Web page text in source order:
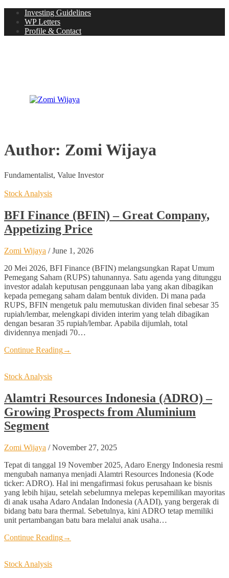
Investing Guidelines
WP Letters
Profile & Contact
Author: Zomi Wijaya
Fundamentalist, Value Investor
Stock Analysis
BFI Finance (BFIN) – Great Company,
Appetizing Price
Zomi Wijaya /June 1, 2026
20 Mei 2026, BFI Finance (BFIN) melangsungkan Rapat Umum
Pemegang Saham (RUPS) tahunannya. Satu agenda yang ditunggu
investor adalah keputusan penggunaan laba yang akan dibagikan
kepada pemegang saham dalam bentuk dividen. Di mana pada
RUPS, BFIN mengetuk palu memutuskan dividen final sebesar 35
rupiah/lembar, melengkapi dividen interim yang telah dibagikan
dengan besaran 35 rupiah/lembar. Apabila dijumlah, total
dividennya menjadi 70…
Continue Reading→
Stock Analysis
Alamtri Resources Indonesia (ADRO) –
Growing Prospects from Aluminium
Segment
Zomi Wijaya /November 27, 2025
Tepat di tanggal 19 November 2025, Adaro Energy Indonesia resmi
mengubah namanya menjadi Alamtri Resources Indonesia (Kode
ticker: ADRO). Hal ini mengafirmasi fokus perusahaan ke bisnis
yang lebih hijau, setelah sebelumnya melepas kepemilikan mayoritas
di anak usaha Adaro Andalan Indonesia (AADI), yang bergerak di
bidang batu bara thermal. Sebetulnya, kini ADRO tetap memiliki
unit pertambangan batu bara melalui anak usaha…
Continue Reading→
Stock Analysis